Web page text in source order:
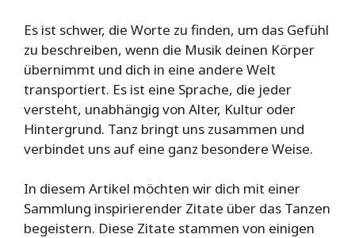
Es ist schwer, die Worte zu finden, um das Gefühl
zu beschreiben, wenn die Musik deinen Körper
übernimmt und dich in eine andere Welt
transportiert. Es ist eine Sprache, die jeder
versteht, unabhängig von Alter, Kultur oder
Hintergrund. Tanz bringt uns zusammen und
verbindet uns auf eine ganz besondere Weise.
In diesem Artikel möchten wir dich mit einer
Sammlung inspirierender Zitate über das Tanzen
begeistern. Diese Zitate stammen von einigen